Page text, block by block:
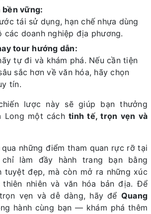
bền vững:
tái sử dụng, hạn chế nhựa dùng
các doanh nghiệp địa phương.
tour hướng dẫn:
tự đi và khám phá. Nếu cần tiện
sắc hơn về văn hóa, hãy chọn
tín.
lược này sẽ giúp bạn thưởng
Long một cáchtinh tế, trọn vẹn và
qua những điểm tham quan rực rỡ tại
làm đầy hành trang bạn bằng
tuyệt đẹp, mà còn mở ra những xúc
thiên nhiên và văn hóa bản địa. Để
vẹn và dễ dàng, hãy để Quang
hành cùng bạn — khám phá thêm